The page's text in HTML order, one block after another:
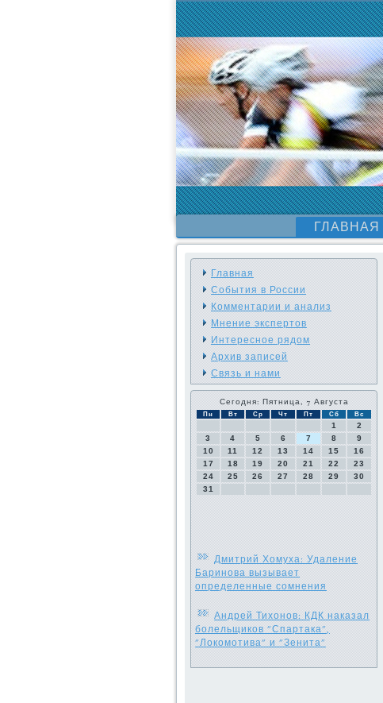
ГЛАВНАЯ
Главная
События в России
Комментарии и анализ
Мнение экспертов
Интересное рядом
Архив записей
Связь и нами
Сегодня: Пятница, 7 Августа
Пн Вт Ср Чт Пт Сб Вс
1
2
3
4 5 6 7 8
9
10
11 12 13 14 15
16
17
18 19 20 21 22
23
24
25 26 27 28 29
30
31
Дмитрий Хомуха: Удаление
Баринова вызывает
определенные сомнения
Андрей Тихонов: КДК наказал
болельщиков "Спартака",
"Локомотива" и "Зенита"